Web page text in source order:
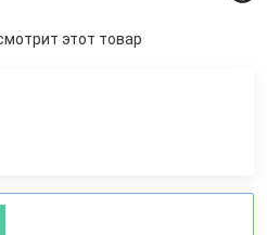
этот товар